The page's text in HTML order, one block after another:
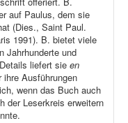
auf Paulus, dem sie
(Dies., Saint Paul.
1991). B. bietet viele
Jahrhunderte und
liefert sie en
ihre Ausführungen
wenn das Buch auch
der Leserkreis erweitern